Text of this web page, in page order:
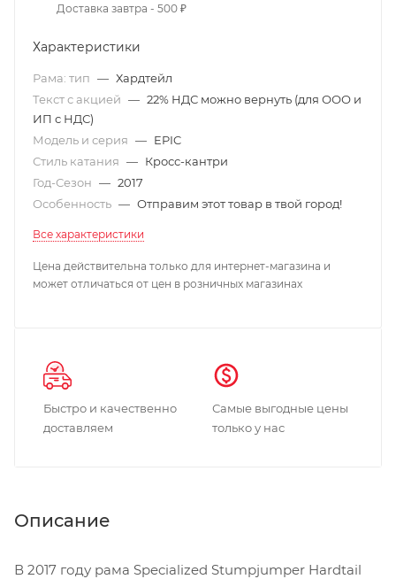
Доставка завтра - 500 ₽
Характеристики
Рама: тип — Хардтейл
Текст с акцией — 22% НДС можно вернуть (для ООО и
ИП с НДС)
Модель и серия — EPIC
Стиль катания — Кросс-кантри
Год-Сезон — 2017
Особенность — Отправим этот товар в твой город!
Все характеристики
Цена действительна только для интернет-магазина и
может отличаться от цен в розничных магазинах
Быстро и качественно
доставляем
Самые выгодные цены
только у нас
Описание
В 2017 году рама Specialized Stumpjumper Hardtail